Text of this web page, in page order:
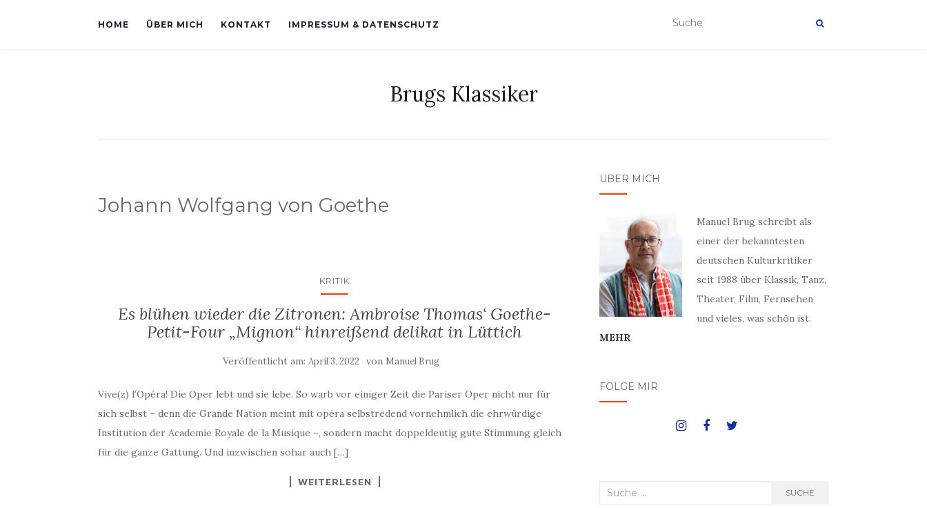
HOME ÜBER MICH KONTAKT IMPRESSUM & DATENSCHUTZ
Brugs Klassiker
Johann Wolfgang von Goethe
KRITIK
Es blühen wieder die Zitronen: Ambroise Thomas‘ Goethe-
Petit-Four „Mignon“ hinreißend delikat in Lüttich
Veröffentlicht am:April 3, 2022 von Manuel Brug
Vive(z) l’Opéra! Die Oper lebt und sie lebe. So warb vor einiger Zeit die Pariser Oper nicht nur für
sich selbst – denn die Grande Nation meint mit opéra selbstredend vornehmlich die ehrwürdige
Institution der Academie Royale de la Musique –, sondern macht doppeldeutig gute Stimmung gleich
für die ganze Gattung. Und inzwischen sohar auch […]
WEITERLESEN
ÜBER MICH
Manuel Brug schreibt als
einer der bekanntesten
deutschen Kulturkritiker
seit 1988 über Klassik, Tanz,
Theater, Film, Fernsehen
und vieles, was schön ist.
MEHR
FOLGE MIR
Suche
SUCHE